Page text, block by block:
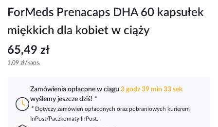
ForMeds Prenacaps DHA 60 kapsułek
miękkich dla kobiet w ciąży
65,49 zł
1,09 zł/kaps.
Zamówienia opłacone w ciągu 3 godz 39 min 32 sek
wyślemy jeszcze dziś! *
* Dotyczy zamówień opłaconych oraz pobraniowych kurierem
InPost/Paczkomaty InPost.